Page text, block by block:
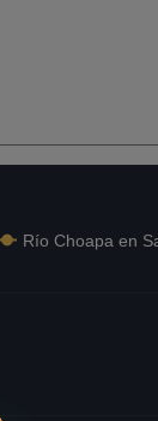
Río Choapa en